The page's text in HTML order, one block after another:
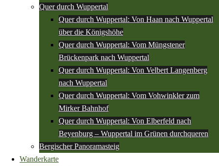
Quer durch Wuppertal
Quer durch Wuppertal: Von Haan nach Wuppertal
über die Königshöhe
Quer durch Wuppertal: Vom Müngstener
Brückenpark nach Wuppertal
Quer durch Wuppertal: Von Velbert Langenberg
nach Wuppertal
Quer durch Wuppertal: Vom Vohwinkler zum
Mirker Bahnhof
Quer durch Wuppertal: Von Elberfeld nach
Beyenburg – Wuppertal im Grünen durchqueren
Bergischer Panoramasteig
Wanderkarte